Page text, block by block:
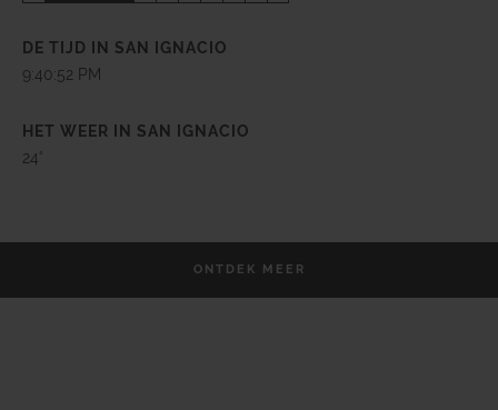
DE TIJD IN SAN IGNACIO
9:40:54 PM
HET WEER IN SAN IGNACIO
24°
ONTDEK MEER